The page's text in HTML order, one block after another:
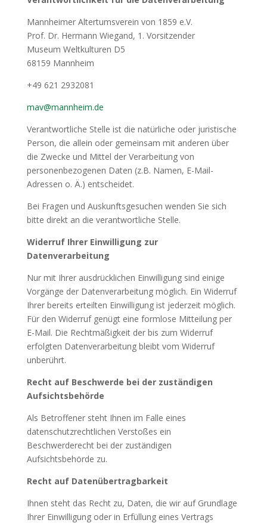
Mannheimer Altertumsverein von 1859 e.V.
Prof. Dr. Hermann Wiegand, 1. Vorsitzender
Museum Weltkulturen D5
68159 Mannheim
+49 621 2932081
mav@mannheim.de
Verantwortliche Stelle ist die natürliche oder juristische
Person, die allein oder gemeinsam mit anderen über
die Zwecke und Mittel der Verarbeitung von
personenbezogenen Daten (z.B. Namen, E-Mail-
Adressen o. Ä.) entscheidet.
Bei Fragen und Auskunftsgesuchen wenden Sie sich
bitte direkt an die verantwortliche Stelle.
Widerruf Ihrer Einwilligung zur
Datenverarbeitung
Nur mit Ihrer ausdrücklichen Einwilligung sind einige
Vorgänge der Datenverarbeitung möglich. Ein Widerruf
Ihrer bereits erteilten Einwilligung ist jederzeit möglich.
Für den Widerruf genügt eine formlose Mitteilung per
E-Mail. Die Rechtmäßigkeit der bis zum Widerruf
erfolgten Datenverarbeitung bleibt vom Widerruf
unberührt.
Recht auf Beschwerde bei der zuständigen
Aufsichtsbehörde
Als Betroffener steht Ihnen im Falle eines
datenschutzrechtlichen Verstoßes ein
Beschwerderecht bei der zuständigen
Aufsichtsbehörde zu.
Recht auf Datenübertragbarkeit
Ihnen steht das Recht zu, Daten, die wir auf Grundlage
Ihrer Einwilligung oder in Erfüllung eines Vertrags